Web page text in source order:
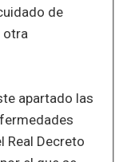
de
otra
apartado las
Real Decreto